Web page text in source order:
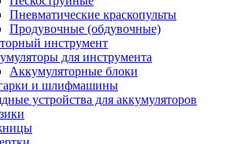
Пневматические краскопульты
Продувочные (обдувочные)
инструмент
для инструмента
Аккумуляторные блоки
и шлифмашины
устройства для аккумуляторов